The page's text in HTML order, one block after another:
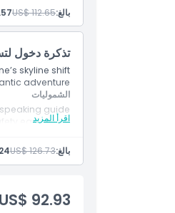
سياسة الإلغاء
orientation
بالغ:US$ 112.65
تذكرة دخول
skyline shift
adventure.
اقرأ المزيد
الشموليات
guide
equipment
orientation
بالغ:US$ 126.73
US$ 92.93